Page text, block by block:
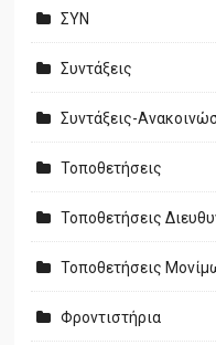
ΣΥΝ
Συντάξεις
Συντάξεις-
Τοποθετήσεις
Τοποθετήσεις
Τοποθετήσεις
Φροντιστήρια